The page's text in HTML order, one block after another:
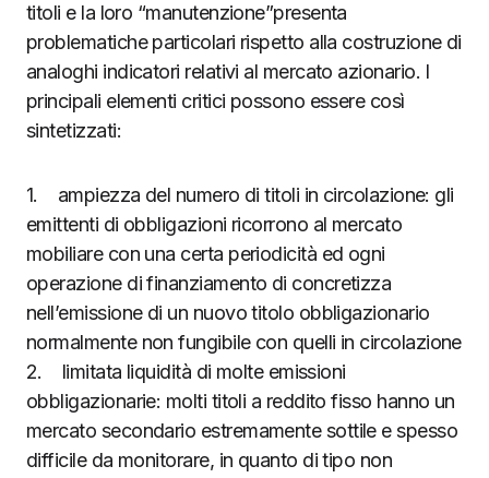
titoli e la loro “manutenzione”presenta
problematiche particolari rispetto alla costruzione di
analoghi indicatori relativi al mercato azionario. I
principali elementi critici possono essere così
sintetizzati:
1. ampiezza del numero di titoli in circolazione: gli
emittenti di obbligazioni ricorrono al mercato
mobiliare con una certa periodicità ed ogni
operazione di finanziamento di concretizza
nell’emissione di un nuovo titolo obbligazionario
normalmente non fungibile con quelli in circolazione
2. limitata liquidità di molte emissioni
obbligazionarie: molti titoli a reddito fisso hanno un
mercato secondario estremamente sottile e spesso
difficile da monitorare, in quanto di tipo non